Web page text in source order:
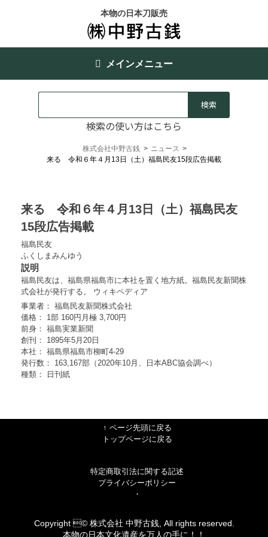
本物の日本刀販売
メインメニュー
検索の使い方はこちら
株式会社中野古銭 > ニュース >
来る 令和６年４月13日（土）福島民友15段広告掲載
来る 令和６年４月13日（土）福島民友
15段広告掲載
福島民友
ふくしまみんゆう
説明
福島民友は、福島県福島市に本社を置く地方紙。福島民友新聞株
式会社が発行する。 ウィキペディア
事業者 ： 福島民友新聞株式会社
価格 ： 1部 160円月極 3,700円
前身 ： 福島実業新聞
創刊 ： 1895年5月20日
本社 ： 福島県福島市柳町4-29
発行数 ： 163,167部（2020年10月、日本ABC協会調べ）
種類 ： 日刊紙
↑ ページ先頭に戻る
トップページに戻る
特定商取引法に関する記述
プライバシーポリシー
・
Copyright © 株式会社 中野古銭, All rights reserved.
本物の日本文化遺産を万人の手に！！